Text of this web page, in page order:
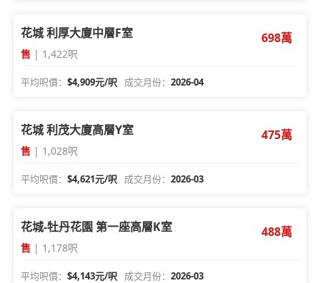
花城 利厚大廈中層F室
售 | 1,422呎
698萬
平均呎價：$4,909元/呎 成交月份：2026-04
花城 利茂大廈高層Y室
售 | 1,028呎
475萬
平均呎價：$4,621元/呎 成交月份：2026-03
花城-牡丹花園 第一座高層K室
售 | 1,178呎
488萬
平均呎價：$4,143元/呎 成交月份：2026-03